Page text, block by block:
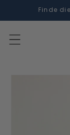
Inhalt
Finde